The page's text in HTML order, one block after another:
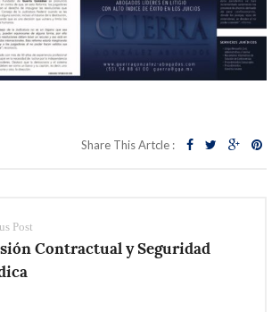
Share This Artcle :
Post
Contractual y Seguridad